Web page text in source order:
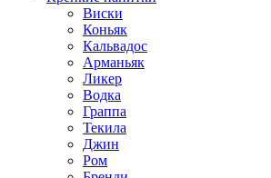
Виски
Коньяк
Кальвадос
Арманьяк
Ликер
Водка
Граппа
Текила
Джин
Ром